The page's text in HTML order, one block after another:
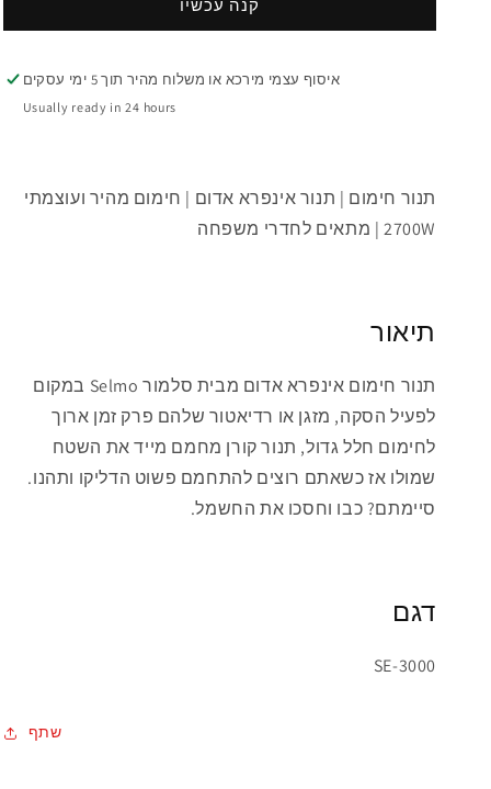
קנה עכשיו
איסוף עצמי מירכא או משלוח מהיר תוך 5 ימי עסקים
Usually ready in 24 hours
תנור חימום | תנור אינפרא אדום | חימום מהיר ועוצמתי
2700W | מתאים לחדרי משפחה
תיאור
תנור חימום אינפרא אדום מבית סלמור Selmo במקום
לפעיל הסקה, מזגן או רדיאטור שלהם פרק זמן ארוך
לחימום חלל גדול, תנור קורן מחמם מייד את השטח
שמולו אז כשאתם רוצים להתחמם פשוט הדליקו ותהנו.
סיימתם? כבו וחסכו את החשמל.
דגם
SE-3000
שתף